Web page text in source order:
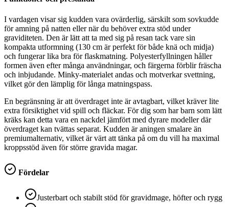
I vardagen visar sig kudden vara ovärderlig, särskilt som sovkudde
för amning på natten eller när du behöver extra stöd under
graviditeten. Den är lätt att ta med sig på resan tack vare sin
kompakta utformning (130 cm är perfekt för både knä och midja)
och fungerar lika bra för flaskmatning. Polyesterfyllningen håller
formen även efter många användningar, och färgerna förblir fräscha
och inbjudande. Minky-materialet andas och motverkar svettning,
vilket gör den lämplig för långa matningspass.
En begränsning är att överdraget inte är avtagbart, vilket kräver lite
extra försiktighet vid spill och fläckar. För dig som har barn som lätt
kräks kan detta vara en nackdel jämfört med dyrare modeller där
överdraget kan tvättas separat. Kudden är aningen smalare än
premiumalternativ, vilket är värt att tänka på om du vill ha maximal
kroppsstöd även för större gravida magar.
Fördelar
Justerbart och stabilt stöd för gravidmage, höfter och rygg